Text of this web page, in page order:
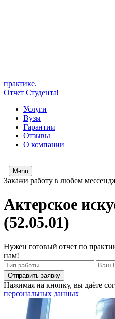
практике.
Отчет Студента!
Услуги
Вузы
Гарантии
Отзывы
О компании
Menu
Закажи работу в любом
Актерское
(52.05.01)
Нужен готовый отчет по
нам!
Отправить заявку
Нажимая на кнопку, вы даёте
персональных данных